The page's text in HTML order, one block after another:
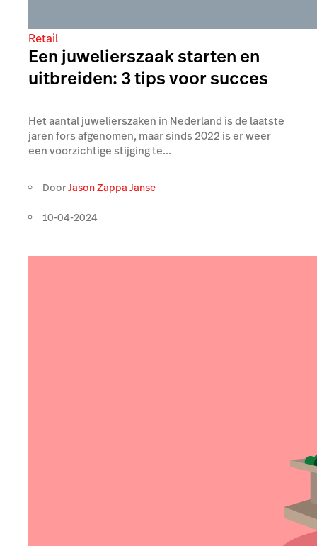
Retail
Een juwelierszaak starten en
uitbreiden: 3 tips voor succes
Het aantal juwelierszaken in Nederland is de laatste
jaren fors afgenomen, maar sinds 2022 is er weer
een voorzichtige stijging te...
DoorJason Zappa Janse
10-04-2024